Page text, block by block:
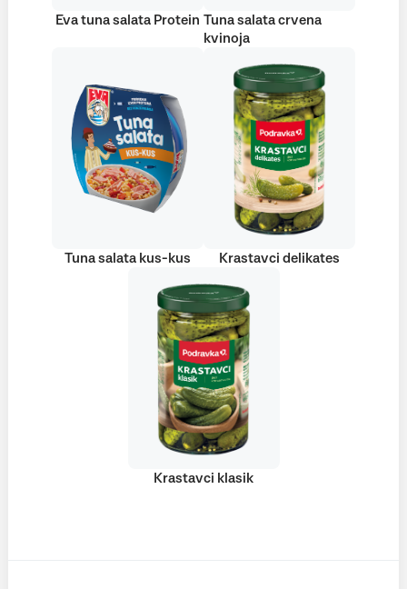
Eva tuna salata Protein Tuna salata crvena
kvinoja
Tuna salata kus-kus Krastavci delikates
Krastavci klasik